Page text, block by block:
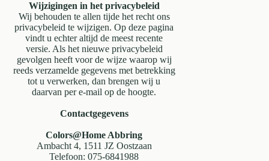
Wijzigingen in het privacybeleid
Wij behouden te allen tijde het recht ons
privacybeleid te wijzigen. Op deze pagina
vindt u echter altijd de meest recente
versie. Als het nieuwe privacybeleid
gevolgen heeft voor de wijze waarop wij
reeds verzamelde gegevens met betrekking
tot u verwerken, dan brengen wij u
daarvan per e-mail op de hoogte.
Contactgegevens
Colors@Home Abbring
Ambacht 4, 1511 JZ Oostzaan
Telefoon: 075-6841988